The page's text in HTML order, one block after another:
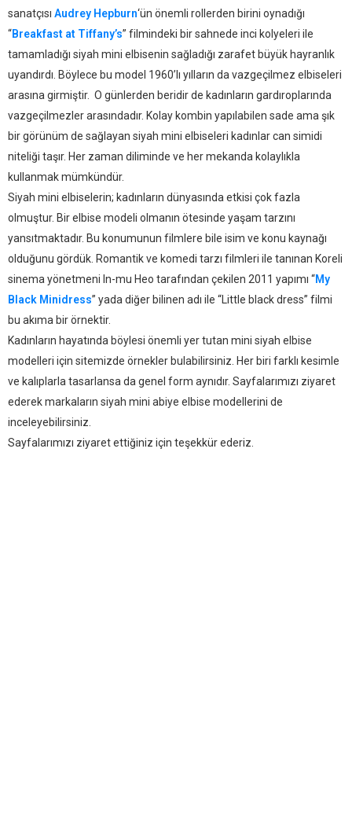
sanatçısı Audrey Hepburn‘ün önemli rollerden birini oynadığı
“Breakfast at Tiffany’s” filmindeki bir sahnede inci kolyeleri ile
tamamladığı siyah mini elbisenin sağladığı zarafet büyük hayranlık
uyandırdı. Böylece bu model 1960’lı yılların da vazgeçilmez elbiseleri
arasına girmiştir. O günlerden beridir de kadınların gardıroplarında
vazgeçilmezler arasındadır. Kolay kombin yapılabilen sade ama şık
bir görünüm de sağlayan siyah mini elbiseleri kadınlar can simidi
niteliği taşır. Her zaman diliminde ve her mekanda kolaylıkla
kullanmak mümkündür.
Siyah mini elbiselerin; kadınların dünyasında etkisi çok fazla
olmuştur. Bir elbise modeli olmanın ötesinde yaşam tarzını
yansıtmaktadır. Bu konumunun filmlere bile isim ve konu kaynağı
olduğunu gördük. Romantik ve komedi tarzı filmleri ile tanınan Koreli
sinema yönetmeni In-mu Heo tarafından çekilen 2011 yapımı “My
Black Minidress” yada diğer bilinen adı ile “Little black dress” filmi
bu akıma bir örnektir.
Kadınların hayatında böylesi önemli yer tutan mini siyah elbise
modelleri için sitemizde örnekler bulabilirsiniz. Her biri farklı kesimle
ve kalıplarla tasarlansa da genel form aynıdır. Sayfalarımızı ziyaret
ederek markaların siyah mini abiye elbise modellerini de
inceleyebilirsiniz.
Sayfalarımızı ziyaret ettiğiniz için teşekkür ederiz.